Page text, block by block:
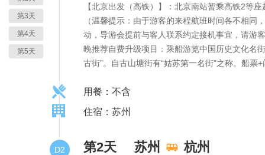
第3天
第4天
第5天
【北京出发（高铁）】：北京南站暂乘高铁2等
（温馨提示：由于游客的来程航班时间各不相
动，导游会提前与客人联系约定接机事宜，请游
晚推荐自费升级项目：乘船游览中国历史文化名
古街”。自古山塘街有“姑苏第一名街”之称。船票
用餐：不含
住宿：苏州
D2 第2天 苏州 杭州